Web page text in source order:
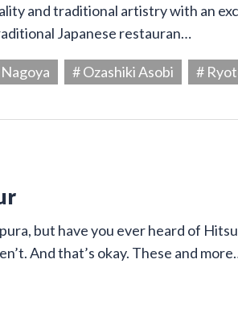
and traditional artistry with an
Japanese restauran…
# Ozashiki Asobi #
but have you ever heard of
And that’s okay. These and